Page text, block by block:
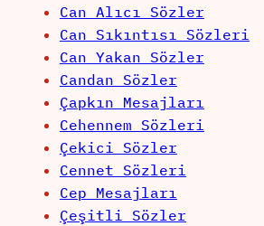
Can Alıcı Sözler
Can Sıkıntısı Sözleri
Can Yakan Sözler
Candan Sözler
Çapkın Mesajları
Cehennem Sözleri
Çekici Sözler
Cennet Sözleri
Cep Mesajları
Çeşitli Sözler